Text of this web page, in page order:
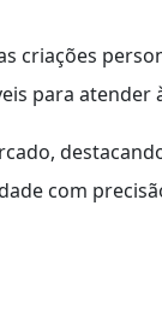
criações
para atender
com